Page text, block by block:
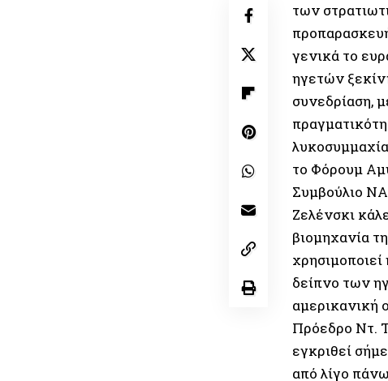
των
γενικά το
ηγετών
συνεδρίαση,
το Φόρουμ
Συμβούλιο
Ζελένσκι
βιομηχανία
δείπνο των
αμερικανική
Πρόεδρο Ντ.
εγκριθεί
από λίγο